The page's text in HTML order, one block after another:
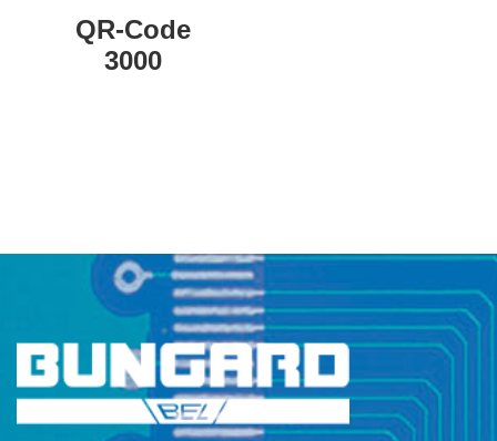
QR-Code
3000